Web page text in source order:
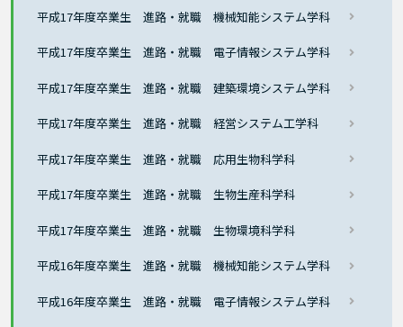
平成17年度卒業生 進路・就職 機械知能システム学科
平成17年度卒業生 進路・就職 電子情報システム学科
平成17年度卒業生 進路・就職 建築環境システム学科
平成17年度卒業生 進路・就職 経営システム工学科
平成17年度卒業生 進路・就職 応用生物科学科
平成17年度卒業生 進路・就職 生物生産科学科
平成17年度卒業生 進路・就職 生物環境科学科
平成16年度卒業生 進路・就職 機械知能システム学科
平成16年度卒業生 進路・就職 電子情報システム学科